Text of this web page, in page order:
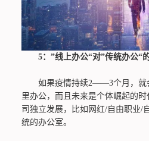
5：”线上办公“对”传统办公“
如果疫情持续2——3个月，就
里办公，而且未来是个体崛起的
司独立发展，比如网红/自由职业/
统的办公室。